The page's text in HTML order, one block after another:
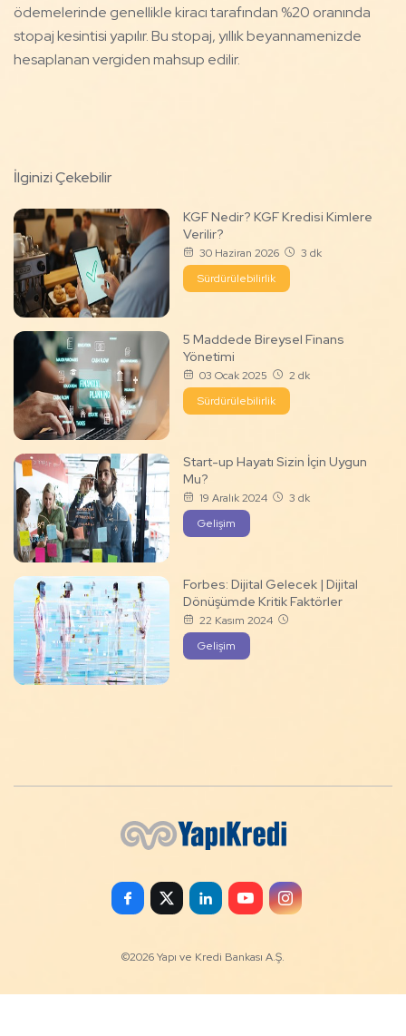
ödemelerinde genellikle kiracı tarafından %20 oranında
stopaj kesintisi yapılır. Bu stopaj, yıllık beyannamenizde
hesaplanan vergiden mahsup edilir.
İlginizi Çekebilir
KGF Nedir? KGF Kredisi Kimlere
Verilir?
30 Haziran 2026
3 dk
Sürdürülebilirlik
5 Maddede Bireysel Finans
Yönetimi
03 Ocak 2025
2 dk
Sürdürülebilirlik
Start-up Hayatı Sizin İçin Uygun
Mu?
19 Aralık 2024
3 dk
Gelişim
Forbes: Dijital Gelecek | Dijital
Dönüşümde Kritik Faktörler
22 Kasım 2024
Gelişim
©2026Yapı ve Kredi Bankası A.Ş.